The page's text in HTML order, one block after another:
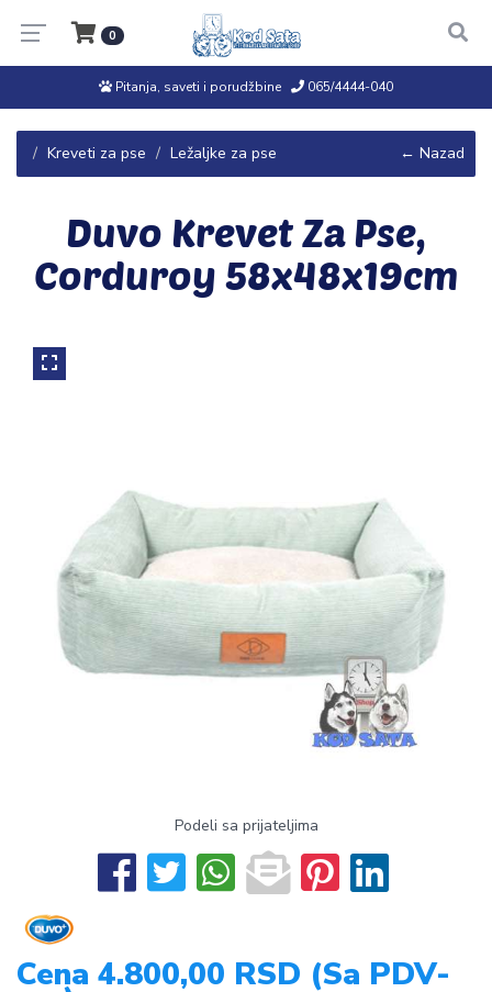
0
Pitanja, saveti i porudžbine 065/4444-040
Kreveti za pse Ležaljke za pse ← Nazad
Duvo Krevet Za Pse,
Corduroy 58x48x19cm
Podeli sa prijateljima
Cena 4.800,00 RSD (Sa PDV-